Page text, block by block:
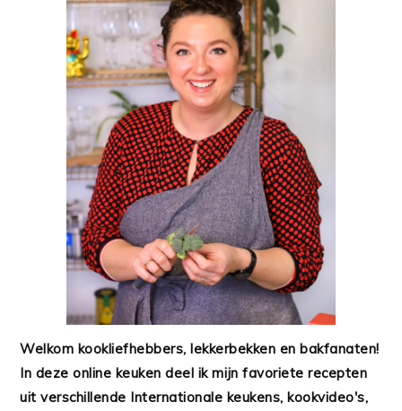
Welkom kookliefhebbers, lekkerbekken en bakfanaten!
In deze online keuken deel ik mijn favoriete recepten
uit verschillende Internationale keukens, kookvideo's,